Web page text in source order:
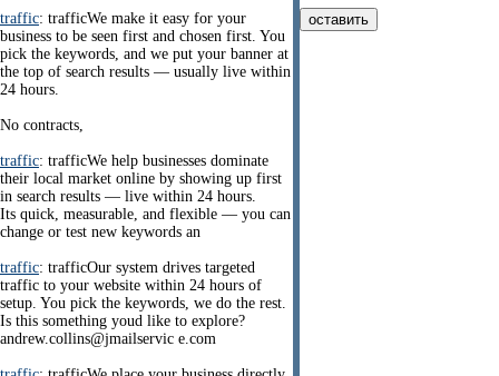
traffic: trafficWe make it easy for your
business to be seen first and chosen first. You
pick the keywords, and we put your banner at
the top of search results — usually live within
24 hours.
No contracts,
traffic: trafficWe help businesses dominate
their local market online by showing up first
in search results — live within 24 hours.
Its quick, measurable, and flexible — you can
change or test new keywords an
traffic: trafficOur system drives targeted
traffic to your website within 24 hours of
setup. You pick the keywords, we do the rest.
Is this something youd like to explore?
andrew.collins@jmailservic e.com